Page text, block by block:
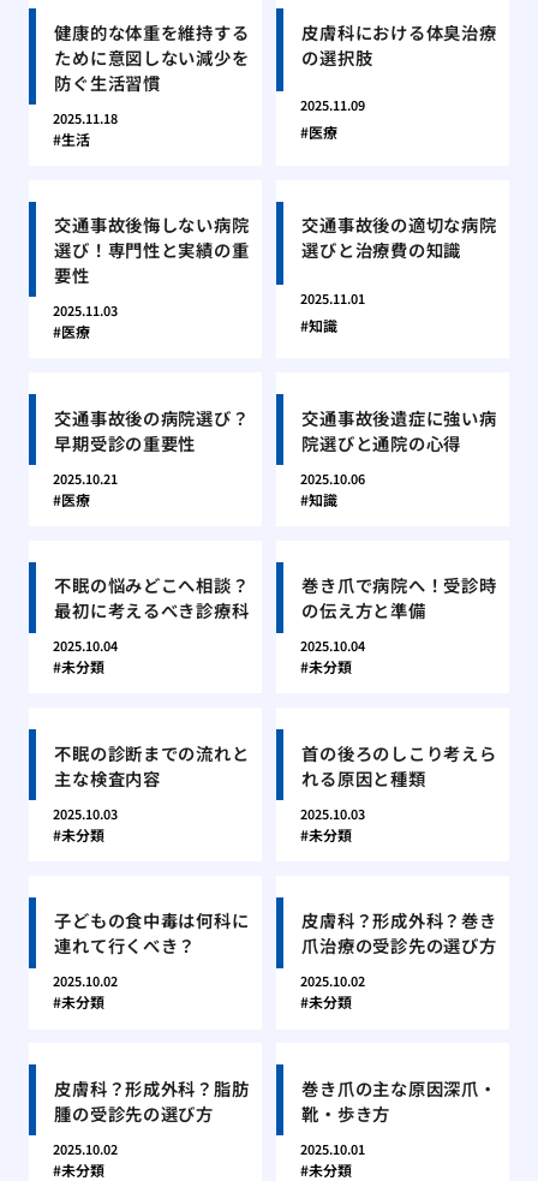
健康的な体重を維持する
ために意図しない減少を
防ぐ生活習慣
2025.11.18
生活
皮膚科における体臭治療
の選択肢
2025.11.09
医療
交通事故後悔しない病院
選び！専門性と実績の重
要性
2025.11.03
医療
交通事故後の適切な病院
選びと治療費の知識
2025.11.01
知識
交通事故後の病院選び？
早期受診の重要性
2025.10.21
医療
交通事故後遺症に強い病
院選びと通院の心得
2025.10.06
知識
不眠の悩みどこへ相談？
最初に考えるべき診療科
2025.10.04
未分類
巻き爪で病院へ！受診時
の伝え方と準備
2025.10.04
未分類
不眠の診断までの流れと
主な検査内容
2025.10.03
未分類
首の後ろのしこり考えら
れる原因と種類
2025.10.03
未分類
子どもの食中毒は何科に
連れて行くべき？
2025.10.02
未分類
皮膚科？形成外科？巻き
爪治療の受診先の選び方
2025.10.02
未分類
皮膚科？形成外科？脂肪
腫の受診先の選び方
2025.10.02
未分類
巻き爪の主な原因深爪・
靴・歩き方
2025.10.01
未分類